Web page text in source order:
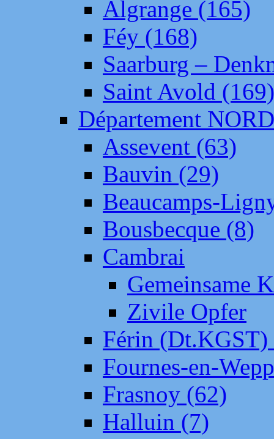
Algrange (165)
Féy (168)
Saarburg –
Saint Avold (169)
Département NORD
Assevent (63)
Bauvin (29)
Beaucamps-
Bousbecque (8)
Cambrai
Gemeinsame
Zivile Opfer
Férin (Dt.KGST)
Fournes-en-
Frasnoy (62)
Halluin (7)